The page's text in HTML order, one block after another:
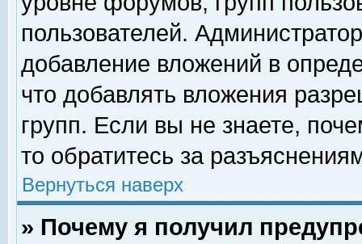
пользователей.
добавление вложений в
что добавлять вложения
групп. Если вы не знаете,
то обратитесь за
Вернуться наверх
» Почему я получил